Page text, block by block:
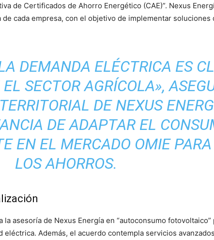
de Certificados de Ahorro Energético (CAE)”. Nexus
cada empresa, con el objetivo de implementar
DEMANDA ELÉCTRICA ES
SECTOR AGRÍCOLA»,
DE NEXUS
DE ADAPTAR EL
EN EL MERCADO OMIE
LOS AHORROS.
asesoría de Nexus Energía en “autoconsumo
Además, el acuerdo contempla servicios